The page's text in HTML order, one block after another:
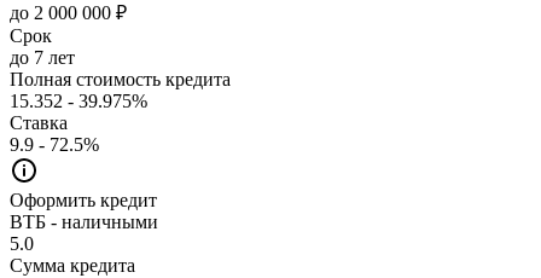
до 2 000 000 ₽
Срок
до 7 лет
Полная стоимость кредита
15.352 - 39.975%
Ставка
9.9 - 72.5%
Оформить кредит
ВТБ - наличными
5.0
Сумма кредита